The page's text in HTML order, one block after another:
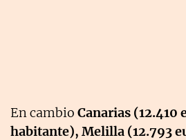
En cambio Canarias (12.410
habitante), Melilla (12.793